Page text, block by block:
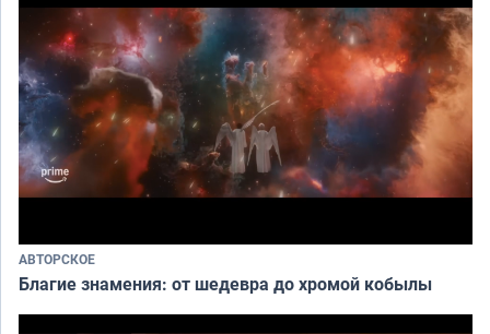
АВТОРСКОЕ
Благие знамения: от шедевра до хромой кобылы